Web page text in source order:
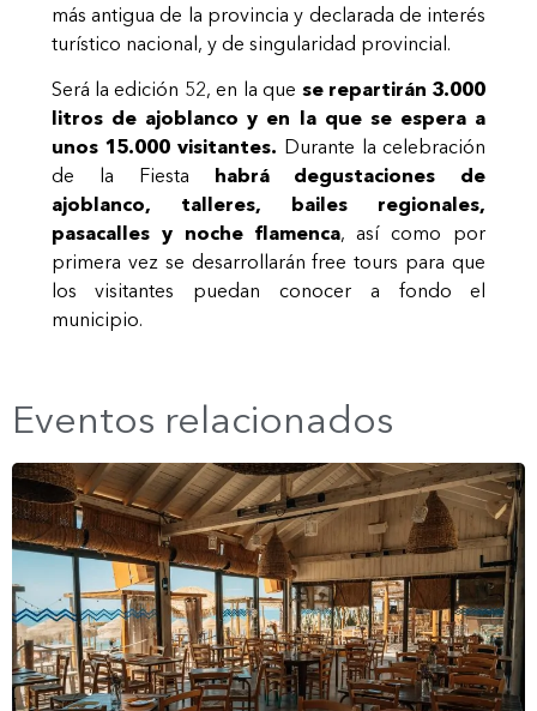
más antigua de la provincia y declarada de interés
turístico nacional, y de singularidad provincial.
Será la edición 52, en la que se repartirán 3.000
litros de ajoblanco y en la que se espera a
unos 15.000 visitantes. Durante la celebración
de la Fiesta habrá degustaciones de
ajoblanco, talleres, bailes regionales,
pasacalles y noche flamenca, así como por
primera vez se desarrollarán free tours para que
los visitantes puedan conocer a fondo el
municipio.
Eventos relacionados